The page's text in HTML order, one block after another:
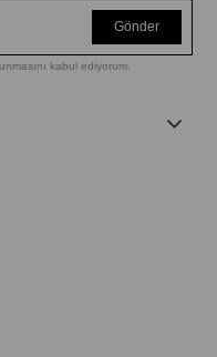
Gönder
kabul ediyorum.